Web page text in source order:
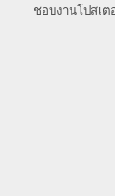
ชอบงานโปสเต